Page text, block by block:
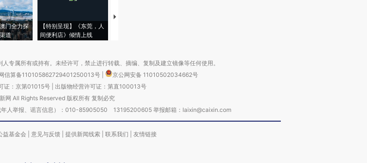
门全力探
道
【特别呈现】《东莞，人
间便利店》倾情上线
【推广】走进第四届链博
专属所有或持有。未经许可，禁止进行转载、摘编、复制及建立镜像等任何使用。
信算备110105862729401250013号
京公网安备 11010502034662号
证：京第01015号| 出版物经营许可证：第直100013号
网 All Rights Reserved 版权所有 复制必究
年人举报、谣言信息）：010-85905050 13195200605 举报邮箱：laixin@caixin.com
益基金会 意见与反馈 提供新闻线索 联系我们 友情链接